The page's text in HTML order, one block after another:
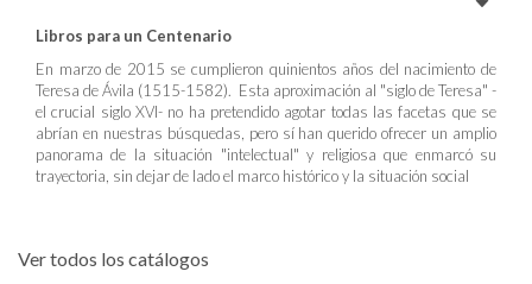
Libros para un Centenario
En marzo de 2015 se cumplieron quinientos años del nacimiento de
Teresa de Ávila (1515-1582). Esta aproximación al "siglo de Teresa" -
el crucial siglo XVI- no ha pretendido agotar todas las facetas que se
abrían en nuestras búsquedas, pero sí han querido ofrecer un amplio
panorama de la situación "intelectual" y religiosa que enmarcó su
trayectoria, sin dejar de lado el marco histórico y la situación social
Ver todos los catálogos